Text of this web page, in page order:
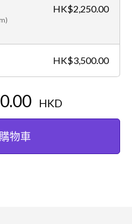
HK$2,250.00
HK$3,500.00
HKD
物車